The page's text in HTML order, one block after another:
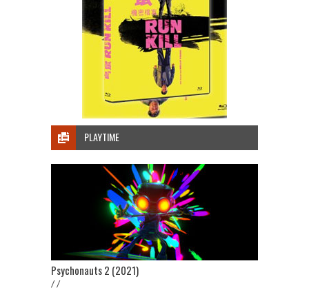
PLAYTIME
Psychonauts 2 (2021)
/ /